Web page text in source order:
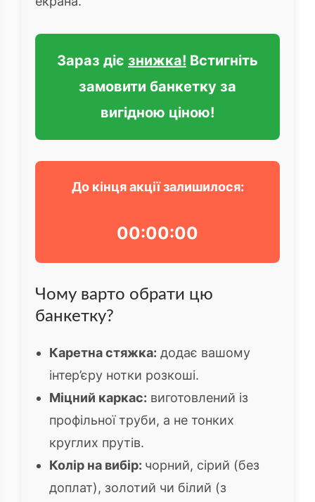
Зараз діє знижка! Встигніть
замовити банкетку за
вигідною ціною!
До кінця акції залишилося:
00:00:00
Чому варто обрати цю
банкетку?
Каретна стяжка: додає вашому
інтер’єру нотки розкоші.
Міцний каркас: виготовлений із
профільної труби, а не тонких
круглих прутів.
Колір на вибір: чорний, сірий (без
доплат), золотий чи білий (з